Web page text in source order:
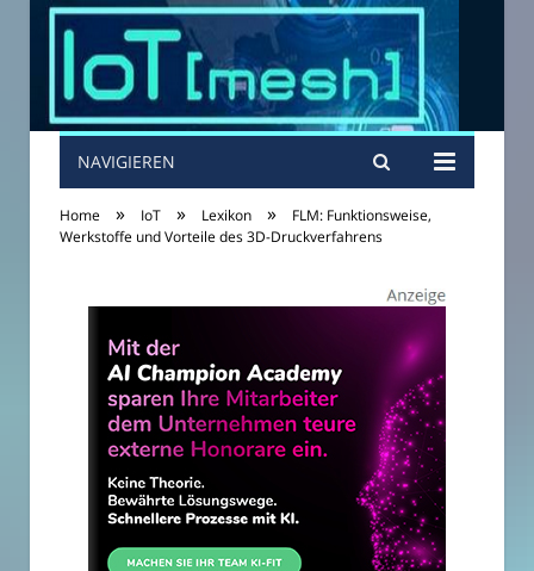
NAVIGIEREN
Home » IoT » Lexikon »
FLM: Funktionsweise,
Werkstoffe und Vorteile des 3D-Druckverfahrens